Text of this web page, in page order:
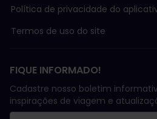
Política de privacidade do
Termos de uso do site
FIQUE INFORMADO!
Cadastre nosso boletim
inspirações de viagem e